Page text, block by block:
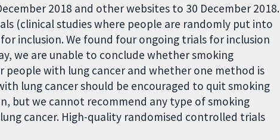
2018 and other websites to 30 December 2018.
(clinical studies where people are randomly put into
inclusion. We found four ongoing trials for inclusion
we are unable to conclude whether smoking
with lung cancer and whether one method is
lung cancer should be encouraged to quit smoking
but we cannot recommend any type of smoking
cancer. High-quality randomised controlled trials